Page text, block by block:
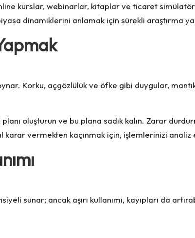
kurslar, webinarlar, kitaplar ve ticaret
dinamiklerini anlamak için sürekli araştırma
Korku, açgözlülük ve öfke gibi duygular,
oluşturun ve bu plana sadık kalın. Zarar
karar vermekten kaçınmak için, işlemlerinizi analiz
sunar; ancak aşırı kullanımı, kayıpları da